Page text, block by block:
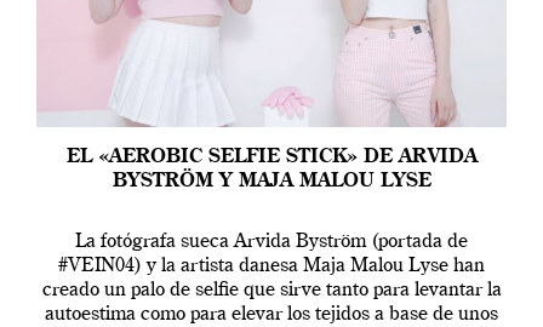
EL «AEROBIC SELFIE STICK» DE ARVIDA
BYSTRÖM Y MAJA MALOU LYSE
La fotógrafa sueca Arvida Byström (portada de
#VEIN04) y la artista danesa Maja Malou Lyse han
creado un palo de selfie que sirve tanto para levantar la
autoestima como para elevar los tejidos a base de unos